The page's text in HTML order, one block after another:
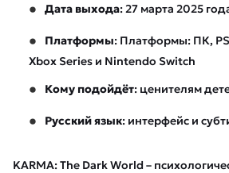
Дата выхода: 27 марта 2025
Платформы: Платформы: ПК,
Xbox Series и Nintendo Switch
Кому подойдёт: ценителям
Русский язык: интерфейс и
KARMA: The Dark World –